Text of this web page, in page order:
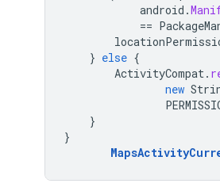
android .
==
} else {
ActivityCompat .
new
}
}